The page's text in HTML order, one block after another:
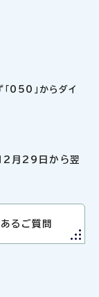
050」からダイ
12月29日から翌
るご質問